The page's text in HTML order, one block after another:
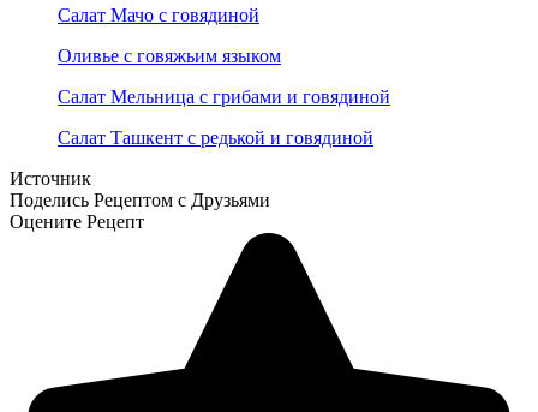
Салат Мачо с говядиной
Оливье с говяжьим языком
Салат Мельница с грибами и говядиной
Салат Ташкент с редькой и говядиной
Источник
Поделись Рецептом с Друзьями
Оцените Рецепт